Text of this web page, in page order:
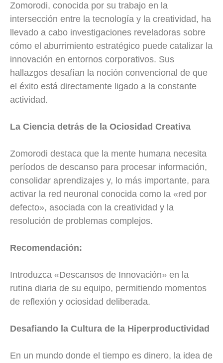
Zomorodi, conocida por su trabajo en la
intersección entre la tecnología y la creatividad, ha
llevado a cabo investigaciones reveladoras sobre
cómo el aburrimiento estratégico puede catalizar la
innovación en entornos corporativos. Sus
hallazgos desafían la noción convencional de que
el éxito está directamente ligado a la constante
actividad.
La Ciencia detrás de la Ociosidad Creativa
Zomorodi destaca que la mente humana necesita
períodos de descanso para procesar información,
consolidar aprendizajes y, lo más importante, para
activar la red neuronal conocida como la «red por
defecto», asociada con la creatividad y la
resolución de problemas complejos.
Recomendación:
Introduzca «Descansos de Innovación» en la
rutina diaria de su equipo, permitiendo momentos
de reflexión y ociosidad deliberada.
Desafiando la Cultura de la Hiperproductividad
En un mundo donde el tiempo es dinero, la idea de